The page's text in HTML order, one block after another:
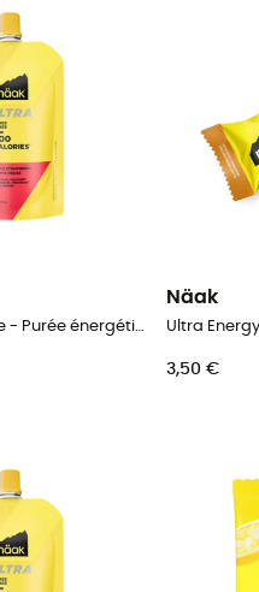
Ultra Energy Purée - Purée énergétique
Näak
3,50 €